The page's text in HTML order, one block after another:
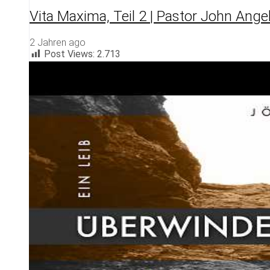
Vita Maxima, Teil 2 | Pastor John
2 Jahren ago
Post Views: 2.713